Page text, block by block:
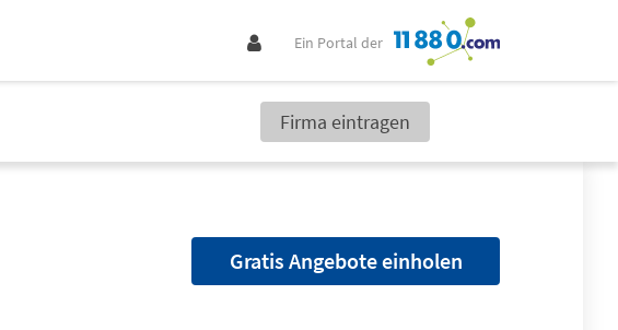
Ein Portal der
Firma eintragen
Gratis Angebote einholen